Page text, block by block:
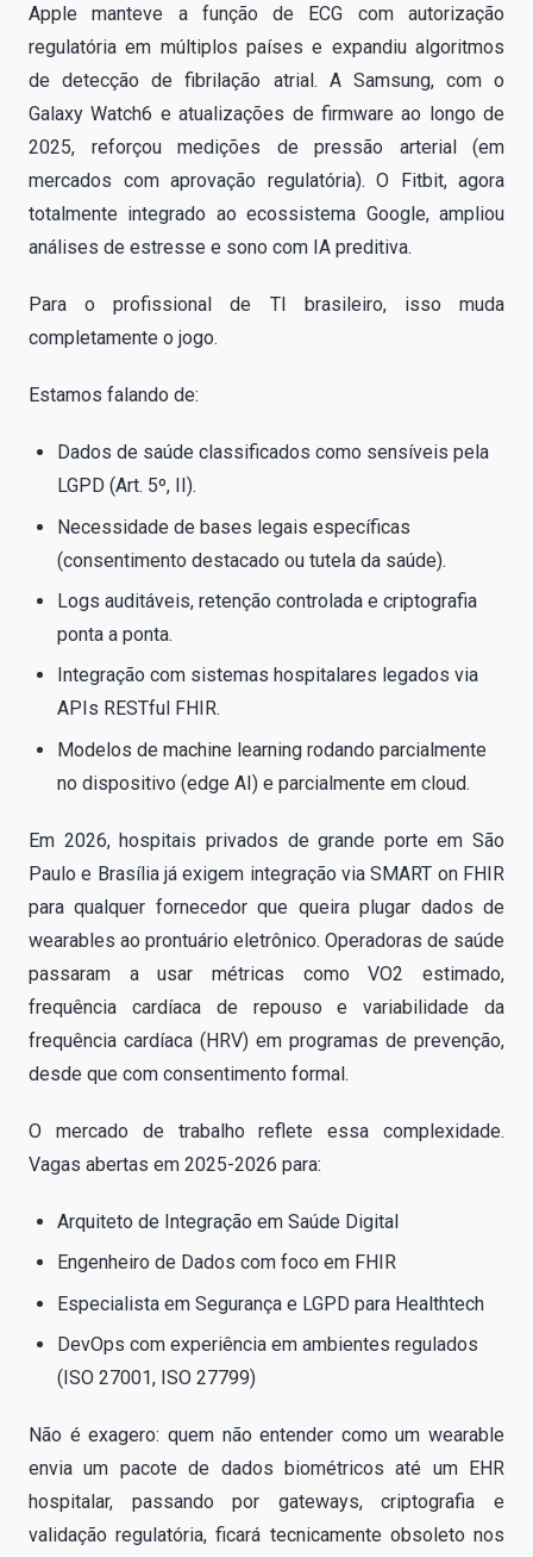
Apple manteve a função de ECG com autorização
regulatória em múltiplos países e expandiu algoritmos
de detecção de fibrilação atrial. A Samsung, com o
Galaxy Watch6 e atualizações de firmware ao longo de
2025, reforçou medições de pressão arterial (em
mercados com aprovação regulatória). O Fitbit, agora
totalmente integrado ao ecossistema Google, ampliou
análises de estresse e sono com IA preditiva.
Para o profissional de TI brasileiro, isso muda
completamente o jogo.
Estamos falando de:
Dados de saúde classificados como sensíveis pela
LGPD (Art. 5º, II).
Necessidade de bases legais específicas
(consentimento destacado ou tutela da saúde).
Logs auditáveis, retenção controlada e criptografia
ponta a ponta.
Integração com sistemas hospitalares legados via
APIs RESTful FHIR.
Modelos de machine learning rodando parcialmente
no dispositivo (edge AI) e parcialmente em cloud.
Em 2026, hospitais privados de grande porte em São
Paulo e Brasília já exigem integração via SMART on FHIR
para qualquer fornecedor que queira plugar dados de
wearables ao prontuário eletrônico. Operadoras de saúde
passaram a usar métricas como VO2 estimado,
frequência cardíaca de repouso e variabilidade da
frequência cardíaca (HRV) em programas de prevenção,
desde que com consentimento formal.
O mercado de trabalho reflete essa complexidade.
Vagas abertas em 2025-2026 para:
Arquiteto de Integração em Saúde Digital
Engenheiro de Dados com foco em FHIR
Especialista em Segurança e LGPD para Healthtech
DevOps com experiência em ambientes regulados
(ISO 27001, ISO 27799)
Não é exagero: quem não entender como um wearable
envia um pacote de dados biométricos até um EHR
hospitalar, passando por gateways, criptografia e
validação regulatória, ficará tecnicamente obsoleto nos